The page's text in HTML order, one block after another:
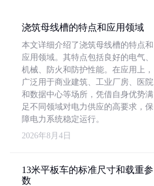
浇筑母线槽的特点和应用领域
本文详细介绍了浇筑母线槽的特点和
应用领域。其特点包括良好的电气、
机械、防火和防护性能。在应用上，
广泛用于商业建筑、工业厂房、医院
和数据中心等场所，凭借自身优势满
足不同领域对电力供应的高要求，保
障电力系统稳定运行。
2026年8月4日
13米平板车的标准尺寸和载重参
数